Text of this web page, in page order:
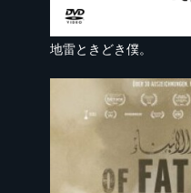
地雷ときどき僕。